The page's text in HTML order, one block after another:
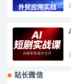
站长微信